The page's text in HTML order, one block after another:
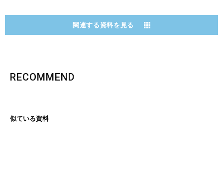
関連する資料を見る
RECOMMEND
似ている資料